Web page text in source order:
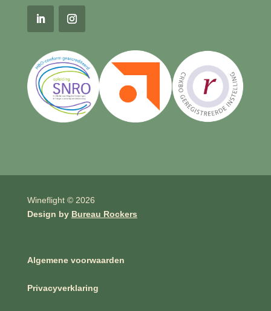
Wineflight © 2026
Design by Bureau Rockers
Algemene voorwaarden
Privacyverklaring